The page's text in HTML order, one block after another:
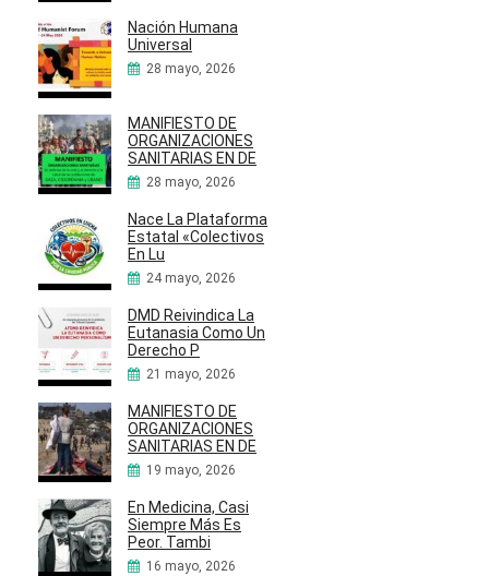
Nación Humana
Universal
28 mayo, 2026
MANIFIESTO DE
ORGANIZACIONES
SANITARIAS EN DE
28 mayo, 2026
Nace La Plataforma
Estatal «Colectivos
En Lu
24 mayo, 2026
DMD Reivindica La
Eutanasia Como Un
Derecho P
21 mayo, 2026
MANIFIESTO DE
ORGANIZACIONES
SANITARIAS EN DE
19 mayo, 2026
En Medicina, Casi
Siempre Más Es
Peor. Tambi
16 mayo, 2026